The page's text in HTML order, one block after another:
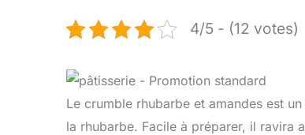
4/5 - (12 votes)
Le crumble rhubarbe et amandes est
la rhubarbe. Facile à préparer, il ravira